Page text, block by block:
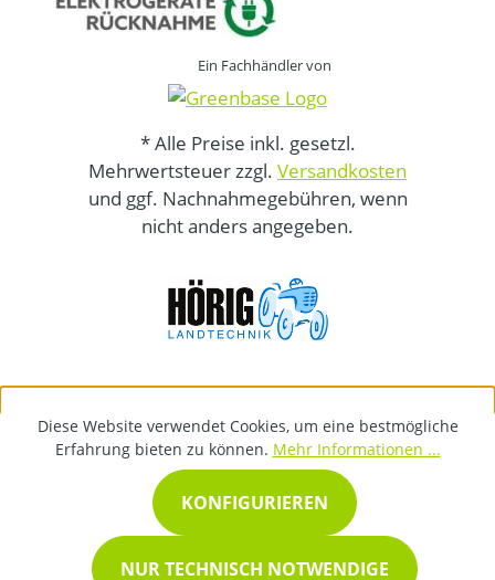
Ein Fachhändler von
* Alle Preise inkl. gesetzl.
Mehrwertsteuer zzgl. Versandkosten
und ggf. Nachnahmegebühren, wenn
nicht anders angegeben.
Diese Website verwendet Cookies, um eine bestmögliche
Erfahrung bieten zu können. Mehr Informationen ...
NUR TECHNISCH NOTWENDIGE
KONFIGURIEREN